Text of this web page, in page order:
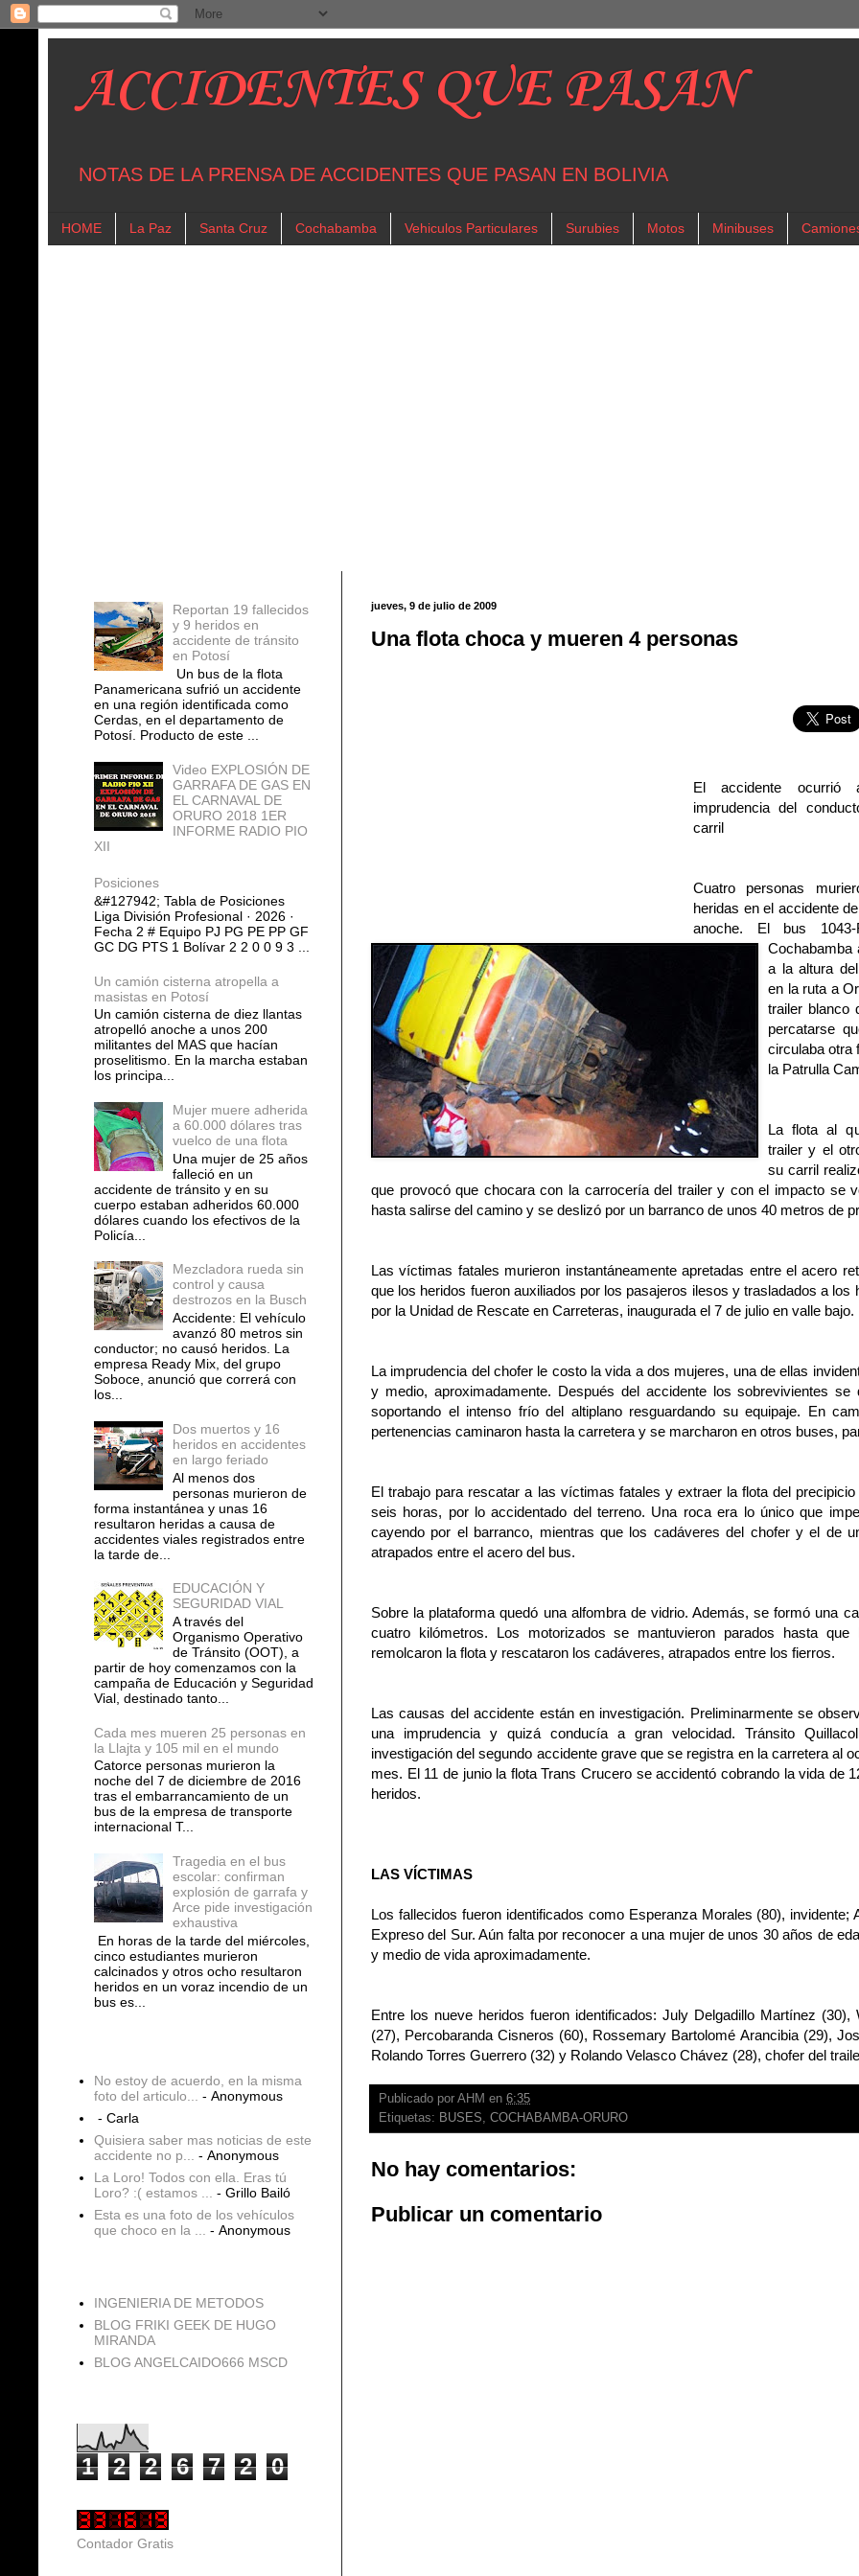
ACCIDENTES QUE PASAN
NOTAS DE LA PRENSA DE ACCIDENTES QUE PASAN EN BOLIVIA
HOME La Paz Santa Cruz Cochabamba Vehiculos Particulares Surubies Motos Minibuses
jueves, 9 de julio de 2009
Una flota choca y mueren 4 personas
El accidente ocurrió
imprudencia del
carril
Cuatro personas
heridas en el accidente
anoche. El bus
Cochabamba
a la altura
en la ruta a
trailer blanco
percatarse
circulaba otra
la Patrulla
La flota al
trailer y el
su carril
que provocó que chocara con la carrocería del trailer y con el impacto se
hasta salirse del camino y se deslizó por un barranco de unos 40 metros de
Las víctimas fatales murieron instantáneamente apretadas entre el acero
que los heridos fueron auxiliados por los pasajeros ilesos y trasladados a los
por la Unidad de Rescate en Carreteras, inaugurada el 7 de julio en valle bajo.
La imprudencia del chofer le costo la vida a dos mujeres, una de ellas
y medio, aproximadamente. Después del accidente los sobrevivientes se
soportando el intenso frío del altiplano resguardando su equipaje. En
pertenencias caminaron hasta la carretera y se marcharon en otros buses,
El trabajo para rescatar a las víctimas fatales y extraer la flota del
seis horas, por lo accidentado del terreno. Una roca era lo único que
cayendo por el barranco, mientras que los cadáveres del chofer y el de
atrapados entre el acero del bus.
Sobre la plataforma quedó una alfombra de vidrio. Además, se formó una
cuatro kilómetros. Los motorizados se mantuvieron parados hasta
remolcaron la flota y rescataron los cadáveres, atrapados entre los fierros.
Las causas del accidente están en investigación. Preliminarmente se
una imprudencia y quizá conducía a gran velocidad. Tránsito
investigación del segundo accidente grave que se registra en la carretera al
mes. El 11 de junio la flota Trans Crucero se accidentó cobrando la vida de
heridos.
LAS VÍCTIMAS
Los fallecidos fueron identificados como Esperanza Morales (80), invidente;
Expreso del Sur. Aún falta por reconocer a una mujer de unos 30 años de
y medio de vida aproximadamente.
Entre los nueve heridos fueron identificados: July Delgadillo Martínez (30),
(27), Percobaranda Cisneros (60), Rossemary Bartolomé Arancibia (29),
Rolando Torres Guerrero (32) y Rolando Velasco Chávez (28), chofer del
Publicado por AHM en 6:35
Etiquetas: BUSES, COCHABAMBA-ORURO
No hay comentarios:
Publicar un comentario
Reportan 19 fallecidos
y 9 heridos en
accidente de tránsito
en Potosí
Un bus de la flota
Panamericana sufrió un accidente
en una región identificada como
Cerdas, en el departamento de
Potosí. Producto de este ...
Video EXPLOSIÓN DE
GARRAFA DE GAS EN
EL CARNAVAL DE
ORURO 2018 1ER
INFORME RADIO PIO
XII
Posiciones
&#127942; Tabla de Posiciones
Liga División Profesional · 2026 ·
Fecha 2 # Equipo PJ PG PE PP GF
GC DG PTS 1 Bolívar 2 2 0 0 9 3 ...
Un camión cisterna atropella a
masistas en Potosí
Un camión cisterna de diez llantas
atropelló anoche a unos 200
militantes del MAS que hacían
proselitismo. En la marcha estaban
los principa...
Mujer muere adherida
a 60.000 dólares tras
vuelco de una flota
Una mujer de 25 años
falleció en un
accidente de tránsito y en su
cuerpo estaban adheridos 60.000
dólares cuando los efectivos de la
Policía...
Mezcladora rueda sin
control y causa
destrozos en la Busch
Accidente: El vehículo
avanzó 80 metros sin
conductor; no causó heridos. La
empresa Ready Mix, del grupo
Soboce, anunció que correrá con
los...
Dos muertos y 16
heridos en accidentes
en largo feriado
Al menos dos
personas murieron de
forma instantánea y unas 16
resultaron heridas a causa de
accidentes viales registrados entre
la tarde de...
EDUCACIÓN Y
SEGURIDAD VIAL
A través del
Organismo Operativo
de Tránsito (OOT), a
partir de hoy comenzamos con la
campaña de Educación y Seguridad
Vial, destinado tanto...
Cada mes mueren 25 personas en
la Llajta y 105 mil en el mundo
Catorce personas murieron la
noche del 7 de diciembre de 2016
tras el embarrancamiento de un
bus de la empresa de transporte
internacional T...
Tragedia en el bus
escolar: confirman
explosión de garrafa y
Arce pide investigación
exhaustiva
En horas de la tarde del miércoles,
cinco estudiantes murieron
calcinados y otros ocho resultaron
heridos en un voraz incendio de un
bus es...
No estoy de acuerdo, en la misma
foto del articulo...
- Anonymous
- Carla
Quisiera saber mas noticias de este
accidente no p...
- Anonymous
La Loro! Todos con ella. Eras tú
Loro? :( estamos ...
- Grillo Bailó
Esta es una foto de los vehículos
que choco en la ...
- Anonymous
INGENIERIA DE METODOS
BLOG FRIKI GEEK DE HUGO
MIRANDA
BLOG ANGELCAIDO666 MSCD
1 2 2 6 7 2 0
Contador Gratis